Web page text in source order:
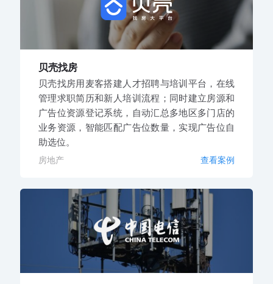
贝壳找房
贝壳找房用麦客搭建人才招聘与培训平台，在线
管理求职简历和新人培训流程；同时建立房源和
广告位资源登记系统，自动汇总多地区多门店的
业务资源，智能匹配广告位数量，实现广告位自
助选位。
房地产 查看案例